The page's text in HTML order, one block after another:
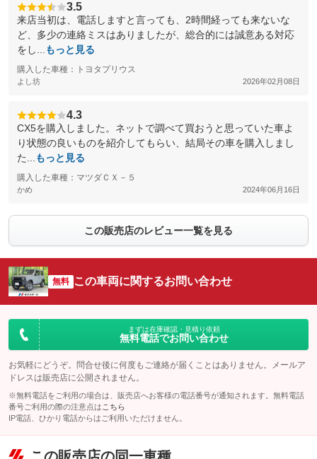
3.5
来店当初は、電話しますと言っても、2時間経っても来ないな
ど、多少の連絡ミスはありましたが、総合的には誠意ある対応
をし...
もっと見る
購入した車種：トヨタプリウス
よし坊 2026年02月08日
4.3
CX5を購入しました。ネットで調べて買おうと思っていた車よ
り状態の良いものを紹介してもらい、結局その車を購入しまし
た...
もっと見る
購入した車種：マツダＣＸ－５
かめ 2024年06月16日
この販売店のレビュー一覧を見る
無料 この車両に関するお問い合わせ
まずは在庫確認・見積り依頼
無料電話でお問い合わせ
お気軽にどうぞ。問合せ後に何度もご連絡が届くことはありません。メールア
ドレスは販売店に公開されません。
※無料電話をご利用の場合は、販売店へお客様の電話番号が通知されます。無料電話
番号ご利用の際の注意点は こちら
IP電話、ひかり電話からはご利用いただけません。